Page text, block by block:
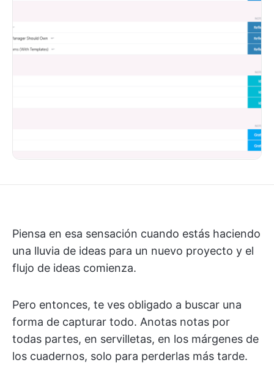
Piensa en esa sensación cuando estás haciendo
una lluvia de ideas para un nuevo proyecto y el
flujo de ideas comienza.
Pero entonces, te ves obligado a buscar una
forma de capturar todo. Anotas notas por
todas partes, en servilletas, en los márgenes de
los cuadernos, solo para perderlas más tarde.